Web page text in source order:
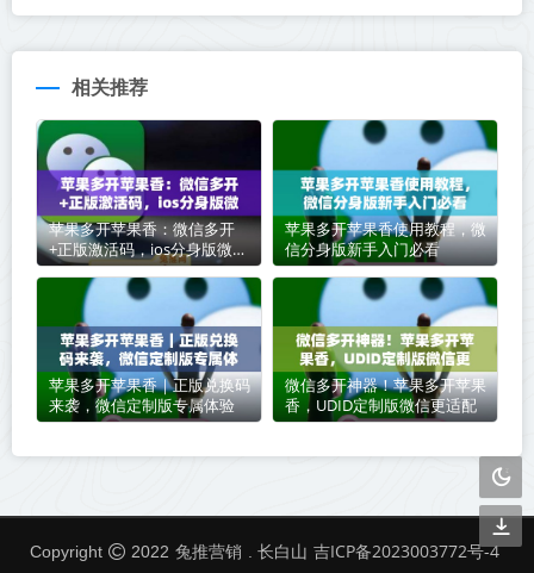
相关推荐
苹果多开苹果香：微信多开
+正版激活码，ios分身版微信
首选
苹果多开苹果香使用教程，微
信分身版新手入门必看
苹果多开苹果香｜正版兑换码
来袭，微信定制版专属体验
微信多开神器！苹果多开苹果
香，UDID定制版微信更适配
Copyright 2022 兔推营销 . 长白山 吉ICP备2023003772号-4